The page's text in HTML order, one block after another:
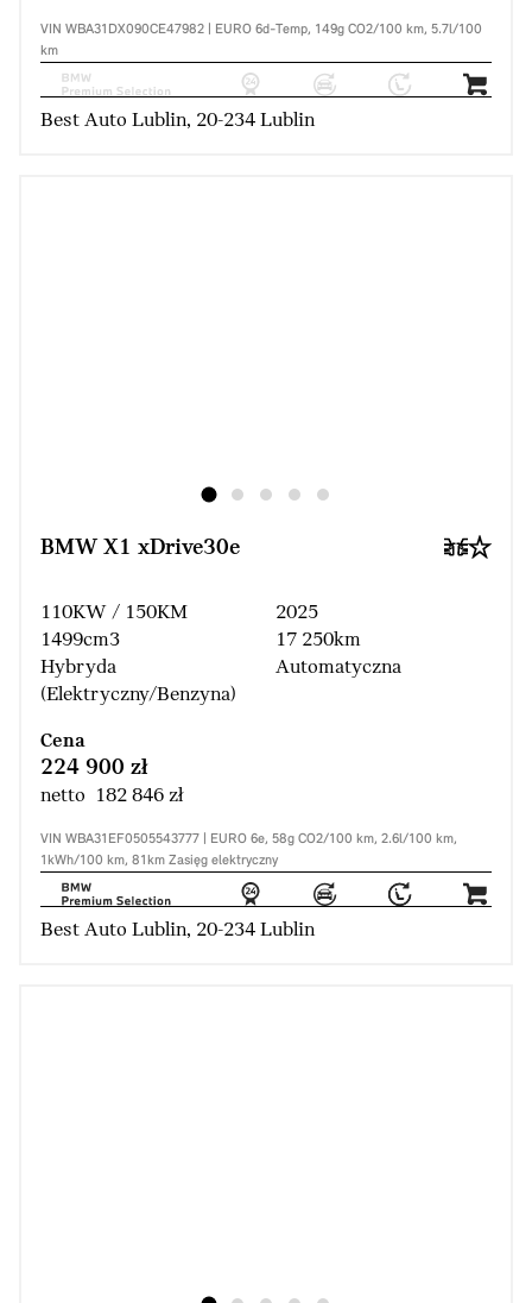
VIN WBA31DX090CE47982 | EURO 6d-Temp, 149g CO2/100 km, 5.7l/100
km
Best Auto Lublin, 20-234 Lublin
BMW X1 xDrive30e
110KW / 150KM
1499cm3
Hybryda
(Elektryczny/Benzyna)
2025
17 250km
Automatyczna
Cena
224 900 zł
netto 182 846 zł
VIN WBA31EF0505543777 | EURO 6e, 58g CO2/100 km, 2.6l/100 km,
1kWh/100 km, 81km Zasięg elektryczny
Best Auto Lublin, 20-234 Lublin